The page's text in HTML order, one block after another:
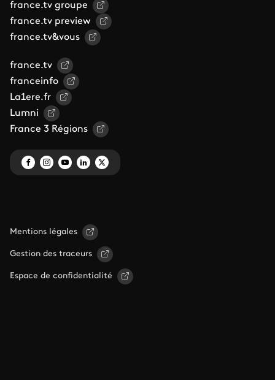
france.tv groupe
france.tv preview
france.tv&vous
france.tv
franceinfo
La1ere.fr
Lumni
France 3 Régions
Mentions légales
Gestion des traceurs
Espace de confidentialité